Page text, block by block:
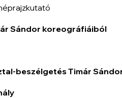
Sándor koreográfiáiból
beszélgetés Timár